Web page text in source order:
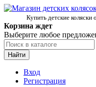
Купить детские
Корзина ждет
Выберите любое
Найти
Вход
Регистрация